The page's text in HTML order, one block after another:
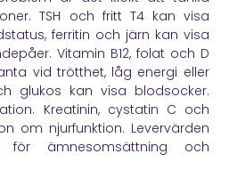
TSH och fritt T4 kan visa
ferritin och järn kan visa
Vitamin B12, folat och D
vid trötthet, låg energi eller
glukos kan visa blodsocker.
Kreatinin, cystatin C och
om njurfunktion. Levervärden
ämnesomsättning och